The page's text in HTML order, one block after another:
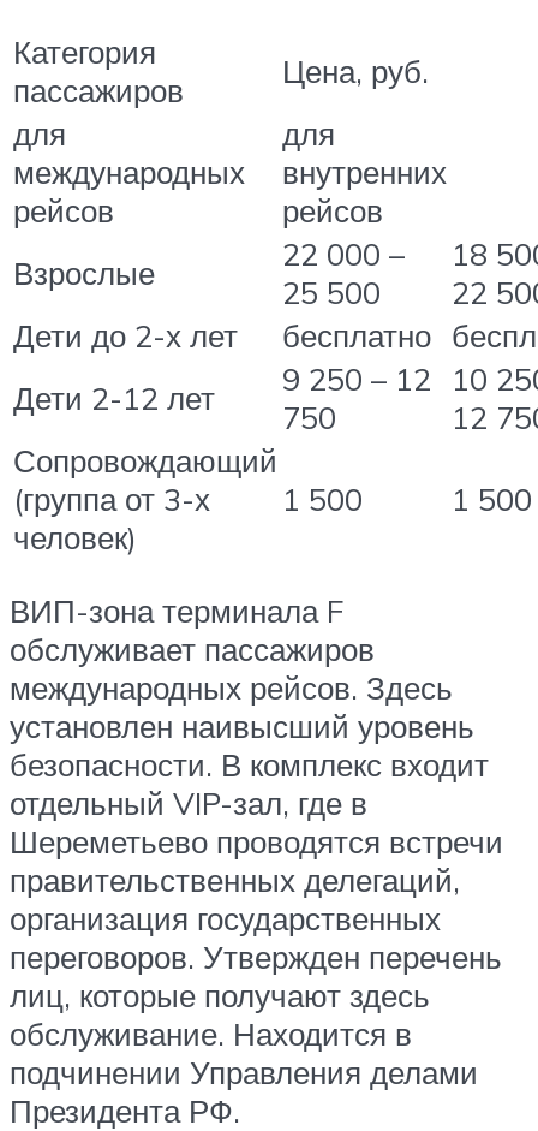
Категория
пассажиров
Цена, руб.
для
международных
рейсов
для
внутренних
рейсов
Взрослые
22 000 –
25 500
18
22
Дети до 2-х лет
бесплатно
Дети 2-12 лет
9 250 – 12
750
10
12
Сопровождающий
(группа от 3-х
человек)
1 500 1 500
ВИП-зона терминала F
обслуживает пассажиров
международных рейсов. Здесь
установлен наивысший уровень
безопасности. В комплекс входит
отдельный VIP-зал, где в
Шереметьево проводятся встречи
правительственных делегаций,
организация государственных
переговоров. Утвержден перечень
лиц, которые получают здесь
обслуживание. Находится в
подчинении Управления делами
Президента РФ.